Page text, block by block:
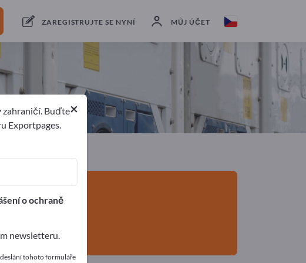
ZAREGISTRUJTE SE NYNÍ MŮJ ÚČET
Exportéři Výrobci
×
zahraničí. Buďte
Exportpages.
o ochraně
newsletteru.
tohoto formuláře